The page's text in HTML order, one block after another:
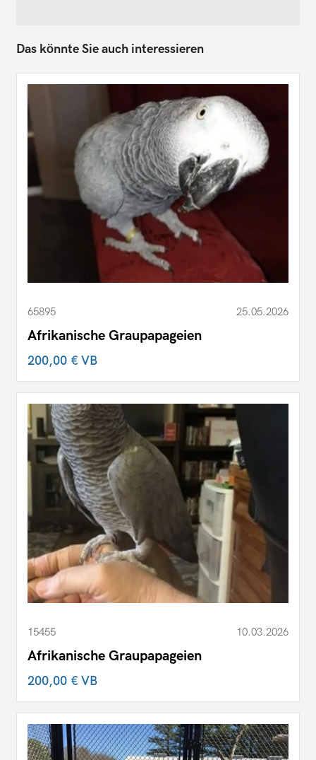
Das könnte Sie auch interessieren
65895 25.05.2026
Afrikanische Graupapageien
200,00 €VB
15455 10.03.2026
Afrikanische Graupapageien
200,00 €VB